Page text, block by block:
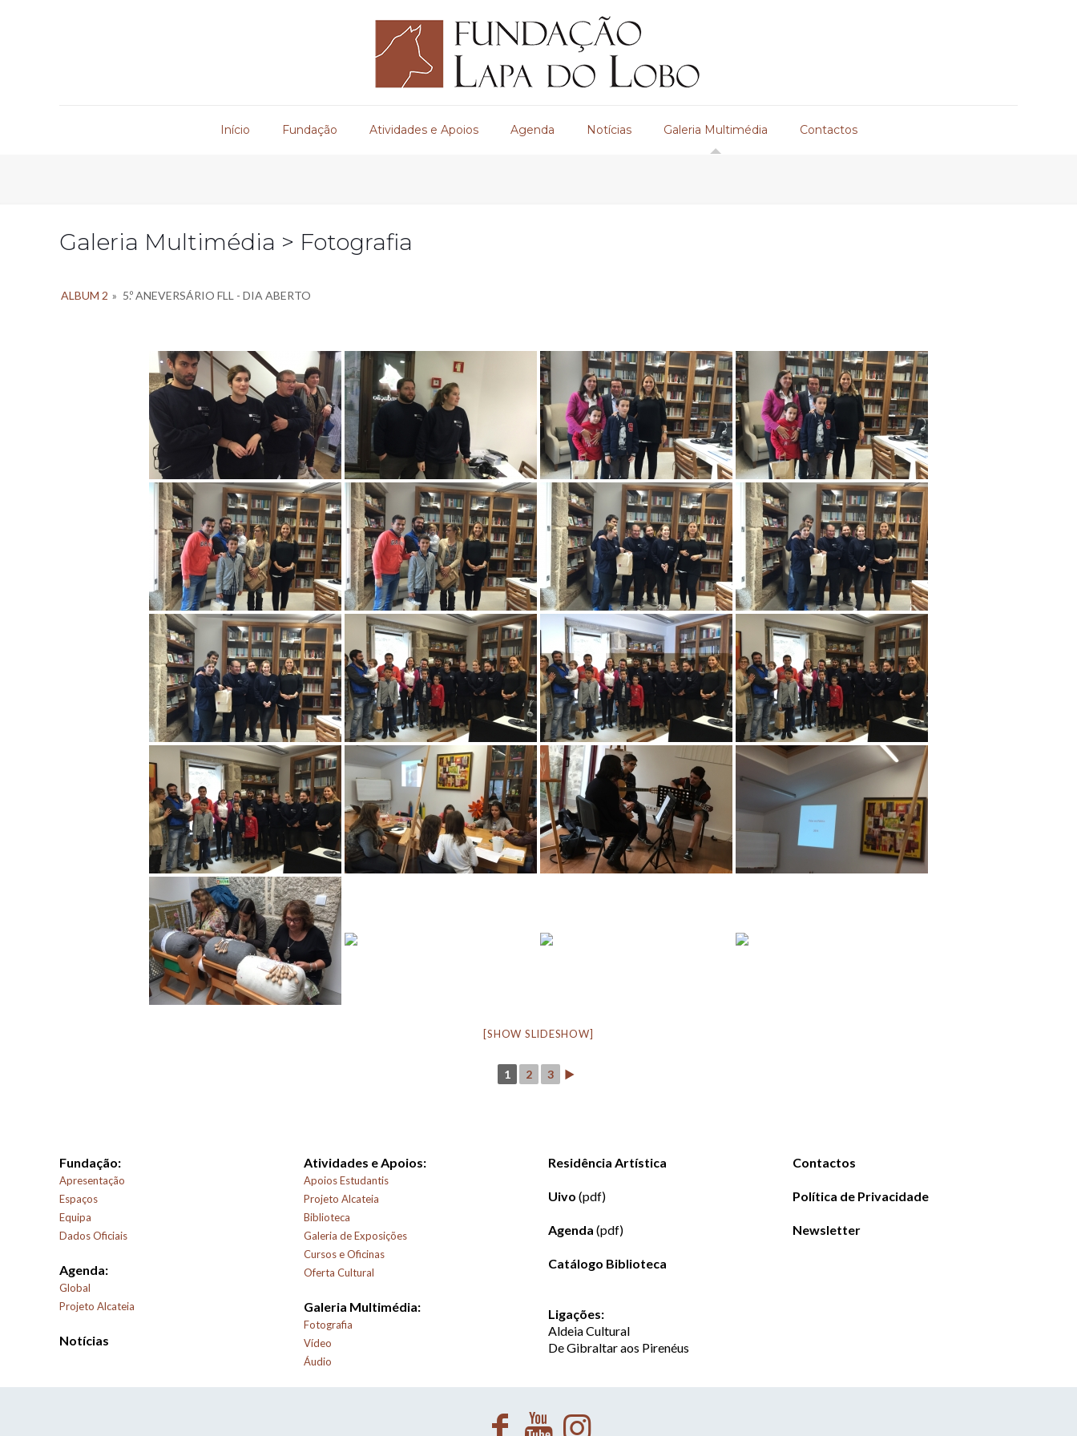
Início Fundação Atividades e Apoios Agenda Notícias Galeria Multimédia Contactos
Galeria Multimédia > Fotografia
ALBUM 2 » 5.º ANEVERSÁRIO FLL - DIA ABERTO
[SHOW SLIDESHOW]
1 2 3 ►
Fundação:
Apresentação
Espaços
Equipa
Dados Oficiais
Agenda:
Global
Projeto Alcateia
Notícias
Atividades e Apoios:
Apoios Estudantis
Projeto Alcateia
Biblioteca
Galeria de Exposições
Cursos e Oficinas
Oferta Cultural
Galeria Multimédia:
Fotografia
Vídeo
Áudio
Residência Artística
Uivo (pdf)
Agenda (pdf)
Catálogo Biblioteca
Ligações:
Aldeia Cultural
De Gibraltar aos Pirenéus
Contactos
Política de Privacidade
Newsletter